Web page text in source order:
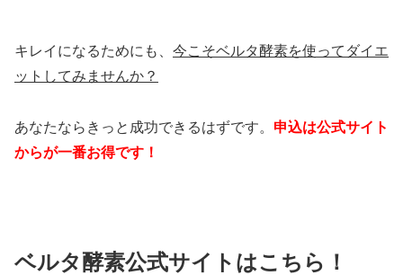
キレイになるためにも、 今こそベルタ酵素を使ってダイエ
ットしてみませんか？
あなたならきっと成功できるはずです。 申込は公式サイト
からが一番お得です！
ベルタ酵素公式サイトはこちら！